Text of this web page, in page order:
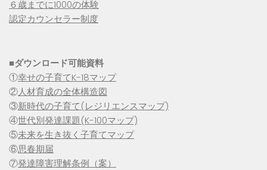
６歳までに1000の体験
認定カウンセラー制度
■ダウンロード可能資料
①幸せの子育てK-18マップ
②人材育成の全体構造図
③新時代の子育て(レジリエンスマップ)
④世代別発達課題(K-100マップ)
⑤未来を生き抜く子育てマップ
⑥思春期届
⑦発達障害理解条例（案）